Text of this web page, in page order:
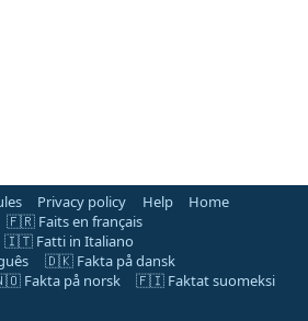
Privacy policy Help
Home
🇫🇷 Faits en français
🇮🇹 Fatti in Italiano
🇩🇰 Fakta på dansk
Fakta på norsk
🇫🇮 Faktat suomeksi